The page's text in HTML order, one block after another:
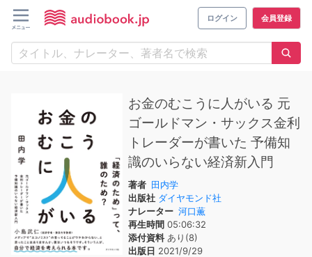
ログイン 会員登録
お金のむこうに人がいる 元
ゴールドマン・サックス金利
トレーダーが書いた 予備知
識のいらない経済新入門
著者 田内学
出版社 ダイヤモンド社
ナレーター 河口薫
再生時間 05:06:32
添付資料あり(8)
出版日 2021/9/29